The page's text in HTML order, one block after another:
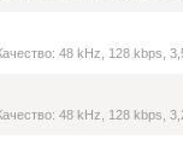
48 kHz, 128 kbps,
48 kHz, 128 kbps,